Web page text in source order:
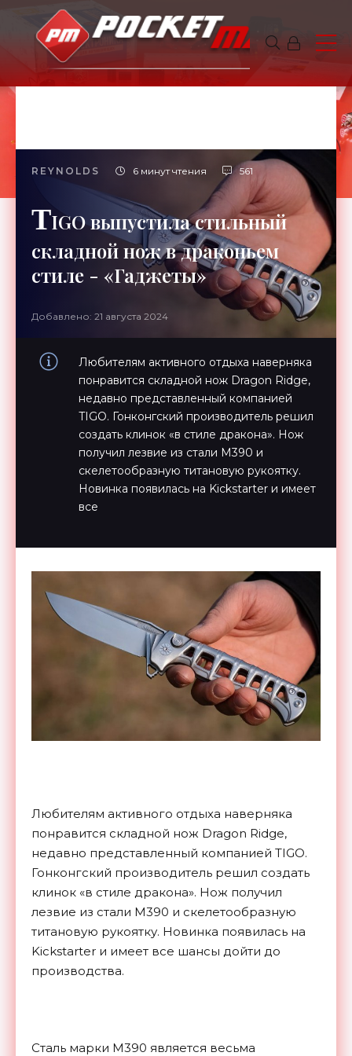
REYNOLDS 6 минут чтения 561
TIGO выпустила стильный
складной нож в драконьем
стиле - «Гаджеты»
Добавлено: 21 августа 2024
Любителям активного отдыха наверняка
понравится складной нож Dragon Ridge,
недавно представленный компанией
TIGO. Гонконгский производитель решил
создать клинок «в стиле дракона». Нож
получил лезвие из стали M390 и
скелетообразную титановую рукоятку.
Новинка появилась на Kickstarter и имеет
все
Любителям активного отдыха наверняка
понравится складной нож Dragon Ridge,
недавно представленный компанией TIGO.
Гонконгский производитель решил создать
клинок «в стиле дракона». Нож получил
лезвие из стали M390 и скелетообразную
титановую рукоятку. Новинка появилась на
Kickstarter и имеет все шансы дойти до
производства.
Сталь марки M390 является весьма